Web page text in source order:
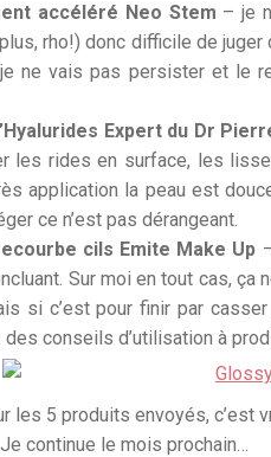
accéléré Neo Stem – je
rho!) donc difficile de
ne vais pas persister et le
Expert du Dr
les rides en surface, les
application la peau est
ce n’est pas dérangeant.
cils Emite Make Up
Sur moi en tout cas,
si c’est pour finir par
conseils d’utilisation à
les 5 produits envoyés, c’est
continue le mois prochain…